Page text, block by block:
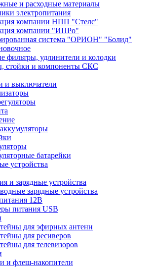
и расходные материалы
электропитания
компании НПП "Стелс"
компании "ИПРо"
система "ОРИОН" "Болид"
фильтры, удлинители и колодки
стойки и компоненты СКС
и выключатели
батарейки
устройства
и зарядные устройства
зарядные устройства
12В
питания USB
для эфирных антенн
для ресиверов
для телевизоров
и флеш-накопители